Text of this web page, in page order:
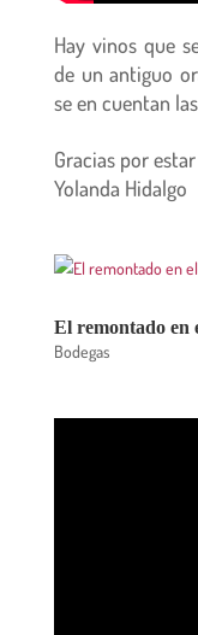
Hay vinos que
de un antiguo
se en cuentan
Gracias por
Yolanda Hidalgo
El remontado en
Bodegas